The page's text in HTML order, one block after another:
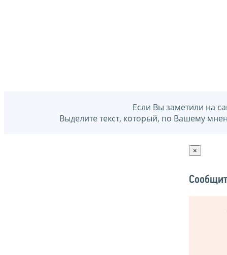
Если Вы заметили на
Выделите текст, который, по Вашему
×